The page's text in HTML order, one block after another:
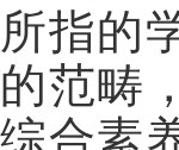
所指的
的范畴
综合素